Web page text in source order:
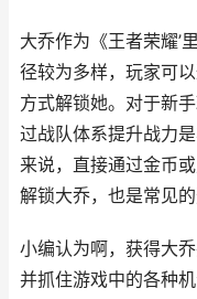
大乔作为《王者荣耀’
径较为多样，玩家可
方式解锁她。对于新
过战队体系提升战力
来说，直接通过金币
解锁大乔，也是常见的
小编认为啊，获得大
并抓住游戏中的各种